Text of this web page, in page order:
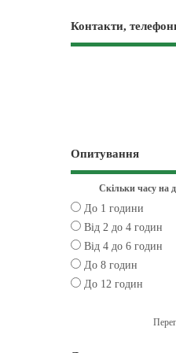
Контакти,
Опитування
Скільки часу на
До 1 години
Від 2 до 4 годин
Від 4 до 6 годин
До 8 годин
До 12 годин